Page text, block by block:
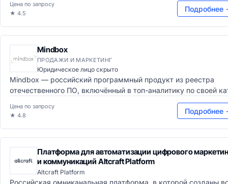
Цена по запросу
★ 4.5
Подробнее
Mindbox
ПРОДАЖИ И МАРКЕТИНГ
Юридическое лицо скрыто
Mindbox — российский программный продукт из реестра
отечественного ПО, включённый в топ-аналитику по своей
Цена по запросу
★ 4.8
Подробнее
Платформа для автоматизации цифрового
и коммуникаций Altcraft Platform
Altcraft Platform
Российская омниканальная платформа, в которой созданы